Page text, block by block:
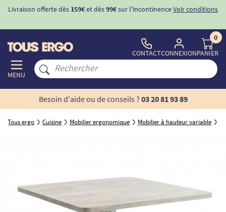
-10%avec le code "BIENVENUE" pourla 1ère commande
MENU
CONTACTCONNEXION
0
PANIER
Besoin d'aide ou de conseils ? 03 20 81 93 89
Tous ergo Cuisine Mobilier ergonomique Mobilier à hauteur variable